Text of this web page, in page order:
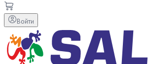
Войти